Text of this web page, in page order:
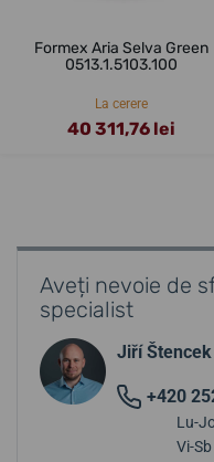
Formex Aria Selva Green
0513.1.5103.100
La cerere
40 311,76 lei
Aveți nevoie de
specialist
Jiří Štencek
+420
Lu-
Vi-Sb